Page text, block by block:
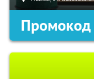
Промокод